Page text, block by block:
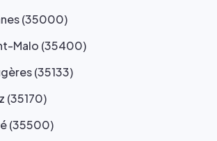
(35000)
Malo (35400)
(35133)
(35170)
(35500)